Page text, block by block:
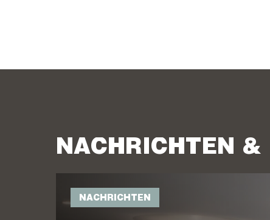
NACHRICHTEN
NACHRICHTEN